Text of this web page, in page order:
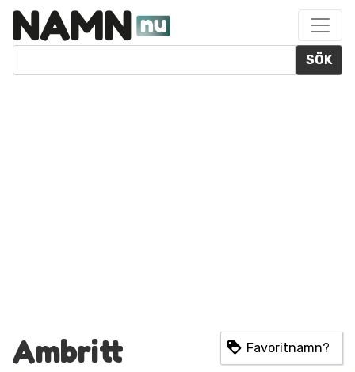
SÖK
Ambritt Favoritnamn?